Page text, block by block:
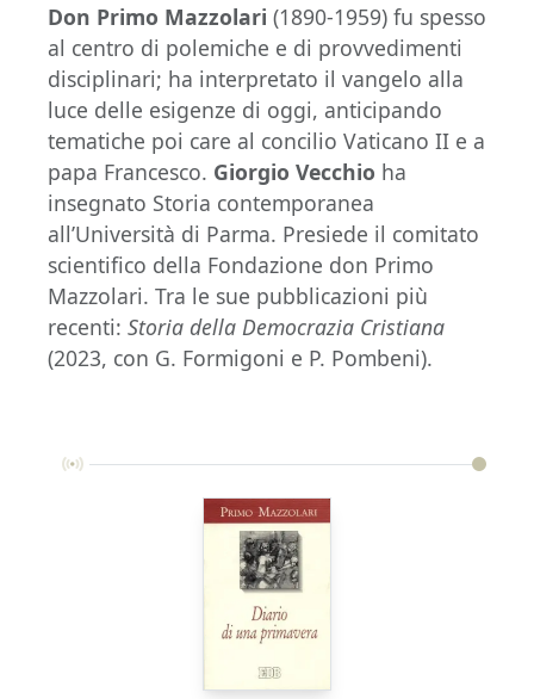
Don Primo Mazzolari (1890-1959) fu spesso
al centro di polemiche e di provvedimenti
disciplinari; ha interpretato il vangelo alla
luce delle esigenze di oggi, anticipando
tematiche poi care al concilio Vaticano II e a
papa Francesco. Giorgio Vecchio ha
insegnato Storia contemporanea
all’Università di Parma. Presiede il comitato
scientifico della Fondazione don Primo
Mazzolari. Tra le sue pubblicazioni più
recenti: Storia della Democrazia Cristiana
(2023, con G. Formigoni e P. Pombeni).